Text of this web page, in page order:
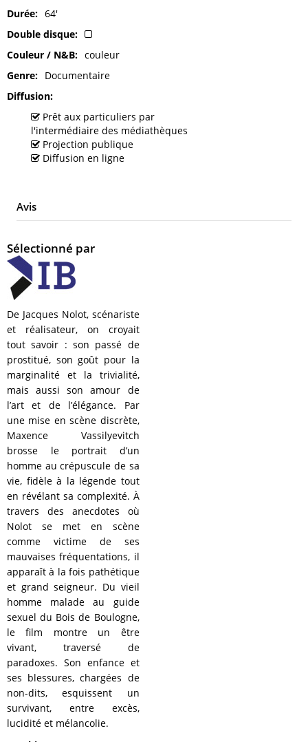
Durée
64'
Double disque
Couleur / N&B
couleur
Genre
Documentaire
Diffusion
Prêt aux particuliers par
l'intermédiaire des médiathèques
Projection publique
Diffusion en ligne
Avis
Sélectionné par
De Jacques Nolot, scénariste
et réalisateur, on croyait
tout savoir : son passé de
prostitué, son goût pour la
marginalité et la trivialité,
mais aussi son amour de
l’art et de l’élégance. Par
une mise en scène discrète,
Maxence Vassilyevitch
brosse le portrait d’un
homme au crépuscule de sa
vie, fidèle à la légende tout
en révélant sa complexité. À
travers des anecdotes où
Nolot se met en scène
comme victime de ses
mauvaises fréquentations, il
apparaît à la fois pathétique
et grand seigneur. Du vieil
homme malade au guide
sexuel du Bois de Boulogne,
le film montre un être
vivant, traversé de
paradoxes. Son enfance et
ses blessures, chargées de
non-dits, esquissent un
survivant, entre excès,
lucidité et mélancolie.